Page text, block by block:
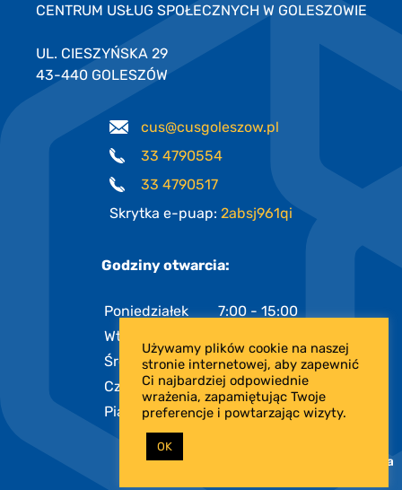
Używamy plików cookie na naszej
stronie internetowej, aby zapewnić
Ci najbardziej odpowiednie
wrażenia, zapamiętując Twoje
preferencje i powtarzając wizyty.
OK
CENTRUM USŁUG SPOŁECZNYCH W GOLESZOWIE
UL. CIESZYŃSKA 29
43-440 GOLESZÓW
cus@cusgoleszow.pl
33 4790554
33 4790517
Skrytka e-puap: 2absj961qi
Godziny otwarcia:
Poniedziałek
7:00 - 15:00
Wtorek
Środa
7:00 - 17:00
Czwartek
7:00 - 15:00
Piątek
7:00 - 13:00